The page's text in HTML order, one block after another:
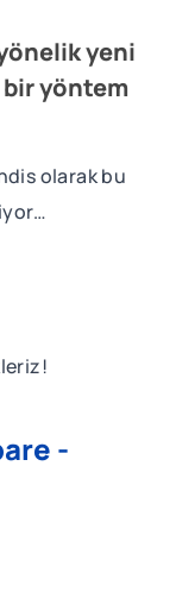
yeni
bir yöntem
olarak bu
-